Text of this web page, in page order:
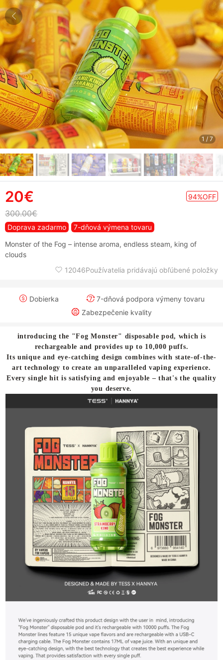
1 / 7
20€ 94%OFF
300.00€
Doprava zadarmo
7-dňová výmena tovaru
Monster of the Fog – intense aroma, endless steam, king of
clouds
12046Používatelia pridávajú obľúbené položky
Dobierka
7-dňová podpora výmeny tovaru
Zabezpečenie kvality
introducing the "Fog Monster" disposable pod, which is
rechargeable and provides up to 10,000 puffs.
Its unique and eye-catching design combines with state-of-the-
art technology to create an unparalleled vaping experience.
Every single hit is satisfying and enjoyable – that's the quality
you deserve.